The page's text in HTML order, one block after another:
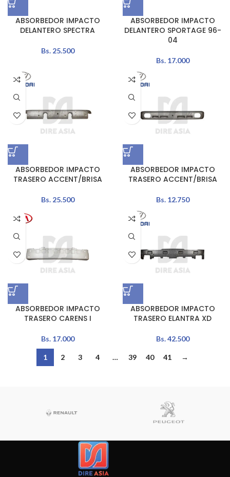
ABSORBEDOR IMPACTO
DELANTERO SPECTRA
Bs.25.500
ABSORBEDOR IMPACTO
DELANTERO SPORTAGE 96-
04
Bs.17.000
ABSORBEDOR IMPACTO
TRASERO ACCENT/BRISA
Bs.25.500
ABSORBEDOR IMPACTO
TRASERO ACCENT/BRISA
Bs.12.750
ABSORBEDOR IMPACTO
TRASERO CARENS I
Bs.17.000
ABSORBEDOR IMPACTO
TRASERO ELANTRA XD
Bs.42.500
1 2 3 4 … 39 40 41 →